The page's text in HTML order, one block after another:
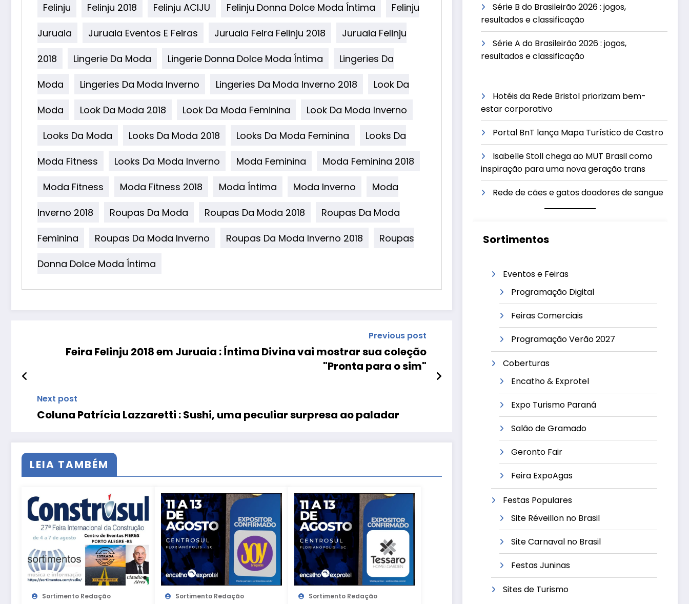
Felinju
Felinju 2018 Felinju ACIJU Felinju Donna Dolce Moda Íntima
Felinju
Juruaia
Juruaia Eventos E Feiras Juruaia Feira Felinju 2018
Juruaia Felinju
2018
Lingerie Da Moda Lingerie Donna Dolce Moda Íntima
Lingeries Da
Moda
Lingeries Da Moda Inverno Lingeries Da Moda Inverno 2018
Look Da
Moda
Look Da Moda 2018 Look Da Moda Feminina
Look Da Moda Inverno
Looks Da Moda
Looks Da Moda 2018 Looks Da Moda Feminina
Looks Da
Moda Fitness
Looks Da Moda Inverno Moda Feminina
Moda Feminina 2018
Moda Fitness
Moda Fitness 2018 Moda Íntima Moda Inverno
Moda
Inverno 2018
Roupas Da Moda Roupas Da Moda 2018
Roupas Da Moda
Feminina
Roupas Da Moda Inverno Roupas Da Moda Inverno 2018
Roupas
Donna Dolce Moda Íntima
Previous post
Feira Felinju 2018 em Juruaia : Íntima Divina vai mostrar sua coleção
"Pronta para o sim"
Next post
Coluna Patrícia Lazzaretti : Sushi, uma peculiar surpresa ao paladar
LEIA TAMBÉM
Sortimento Redação Sortimento Redação Sortimento Redação
Série B do Brasileirão 2026 : jogos,
resultados e classificação
Série A do Brasileirão 2026 : jogos,
resultados e classificação
Hotéis da Rede Bristol priorizam bem-
estar corporativo
Portal BnT lança Mapa Turístico de Castro
Isabelle Stoll chega ao MUT Brasil como
inspiração para uma nova geração trans
Rede de cães e gatos doadores de sangue
Sortimentos
Eventos e Feiras
Programação Digital
Feiras Comerciais
Programação Verão 2027
Coberturas
Encatho & Exprotel
Expo Turismo Paraná
Salão de Gramado
Geronto Fair
Feira ExpoAgas
Festas Populares
Site Réveillon no Brasil
Site Carnaval no Brasil
Festas Juninas
Sites de Turismo